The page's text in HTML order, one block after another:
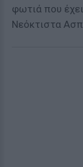
φωτιά που
Νεόκτιστα